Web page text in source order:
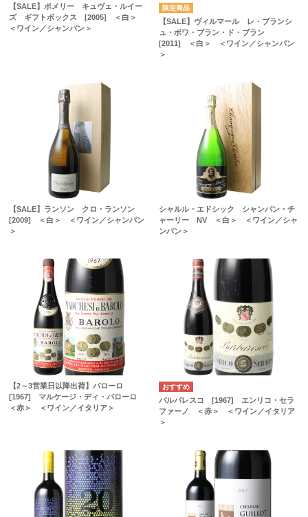
【SALE】ポメリー キュヴェ・ルイー
ズ ギフトボックス [2005] ＜白＞
＜ワイン／シャンパン＞
【SALE】ヴィルマール レ・ブランシ
ュ・ボワ・ブラン・ド・ブラン
[2011] ＜白＞ ＜ワイン／シャンパン
＞
【SALE】ランソン クロ・ランソン
[2009] ＜白＞ ＜ワイン／シャンパン
＞
シャルル・エドシック シャンパン・チ
ャーリー NV ＜白＞ ＜ワイン／シャ
ンパン＞
【2～3営業日以降出荷】バローロ
[1967] マルケージ・ディ・バローロ
＜赤＞ ＜ワイン／イタリア＞
バルバレスコ [1967] エンリコ・セラ
ファーノ ＜赤＞ ＜ワイン／イタリア
＞